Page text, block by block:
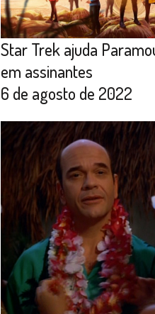
Star Trek ajuda
em assinantes
6 de agosto de 2022